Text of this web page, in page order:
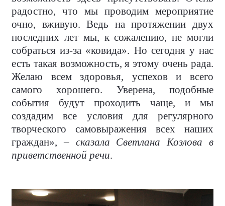
радостно, что мы проводим мероприятие
очно, вживую. Ведь на протяжении двух
последних лет мы, к сожалению, не могли
собраться из-за «ковида». Но сегодня у нас
есть такая возможность, я этому очень рада.
Желаю всем здоровья, успехов и всего
самого хорошего. Уверена, подобные
события будут проходить чаще, и мы
создадим все условия для регулярного
творческого самовыражения всех наших
граждан», – сказала Светлана Козлова в
приветственной речи.